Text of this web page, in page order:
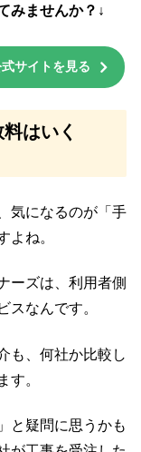
みませんか？↓
サイトを見る
はいく
気になるのが「手
よね。
ーズは、利用者側
スなんです。
も、何社か比較し
す。
と疑問に思うかも